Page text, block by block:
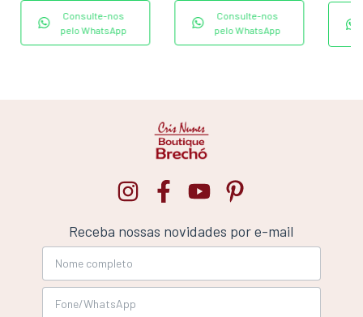
Consulte-nos
pelo WhatsApp
Consulte-nos
pelo WhatsApp
Receba nossas novidades por e-mail